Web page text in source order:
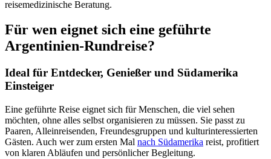
reisemedizinische Beratung.
Für wen eignet sich eine geführte
Argentinien-Rundreise?
Ideal für Entdecker, Genießer und Südamerika
Einsteiger
Eine geführte Reise eignet sich für Menschen, die viel sehen
möchten, ohne alles selbst organisieren zu müssen. Sie passt zu
Paaren, Alleinreisenden, Freundesgruppen und kulturinteressierten
Gästen. Auch wer zum ersten Mal nach Südamerika reist, profitiert
von klaren Abläufen und persönlicher Begleitung.